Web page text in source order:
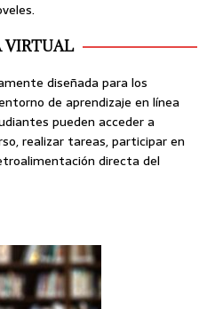
VIRTUAL
diseñada para los
de aprendizaje en línea
pueden acceder a
realizar tareas, participar en
directa del